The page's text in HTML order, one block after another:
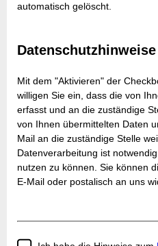
automatisch gelöscht.
Datenschutzhinweise
Mit dem "Aktivieren" der
willigen Sie ein, dass die von
erfasst und an die zuständige
von Ihnen übermittelten Daten
Mail an die zuständige Stelle
Datenverarbeitung ist
nutzen zu können. Sie können
E-Mail oder postalisch an uns